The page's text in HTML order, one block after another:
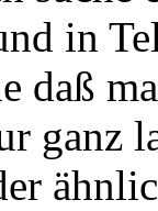
in
daß
ganz